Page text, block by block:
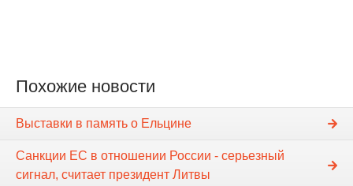
Похожие новости
Выставки в память о Ельцине
Санкции ЕС в отношении России - серьезный
сигнал, считает президент Литвы